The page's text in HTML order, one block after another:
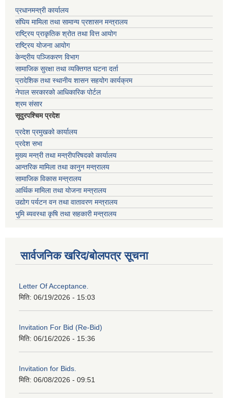
प्रधानमन्त्री कार्यालय
संघिय मामिला तथा सामान्य प्रशासन मन्त्रालय
राष्ट्रिय प्राकृतिक श्रोत तथा वित्त आयोग
राष्ट्रिय योजना आयोग
केन्द्रीय पञ्जिकरण विभाग
सामाजिक सुरक्षा तथा व्यक्तिगत घटना दर्ता
प्रादेशिक तथा स्थानीय शासन सहयोग कार्यक्रम
नेपाल सरकारको आधिकारिक पोर्टल
श्रम संसार
सूदुरपश्चिम प्रदेश
प्रदेश प्रमुखको कार्यालय
प्रदेश सभा
मुख्य मन्त्री तथा मन्त्रीपरिषदको कार्यालय
आन्तरिक मामिला तथा कानुन मन्त्रालय
सामाजिक विकास मन्त्रालय
आर्थिक मामिला तथा योजना मन्त्रालय
उद्योग पर्यटन वन तथा वातावरण मन्त्रालय
भुमि ब्यवस्था कृषि तथा सहकारी मन्त्रालय
सार्वजनिक खरिद/बोलपत्र सूचना
Letter Of Acceptance.
मिति: 06/19/2026 - 15:03
Invitation For Bid (Re-Bid)
मिति: 06/16/2026 - 15:36
Invitation for Bids.
मिति: 06/08/2026 - 09:51